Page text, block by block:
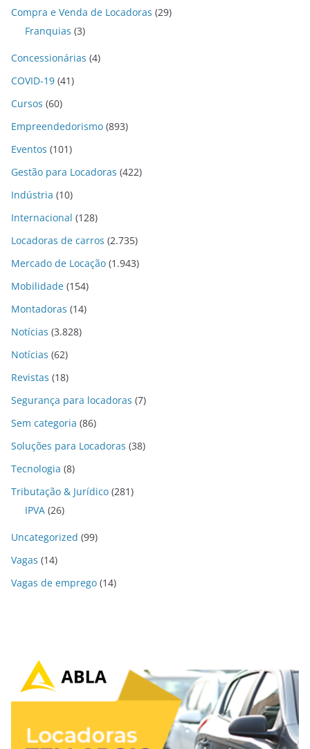
Compra e Venda de Locadoras (29)
Franquias (3)
Concessionárias (4)
COVID-19 (41)
Cursos (60)
Empreendedorismo (893)
Eventos (101)
Gestão para Locadoras (422)
Indústria (10)
Internacional (128)
Locadoras de carros (2.735)
Mercado de Locação (1.943)
Mobilidade (154)
Montadoras (14)
Notícias (3.828)
Notícias (62)
Revistas (18)
Segurança para locadoras (7)
Sem categoria (86)
Soluções para Locadoras (38)
Tecnologia (8)
Tributação & Jurídico (281)
IPVA (26)
Uncategorized (99)
Vagas (14)
Vagas de emprego (14)